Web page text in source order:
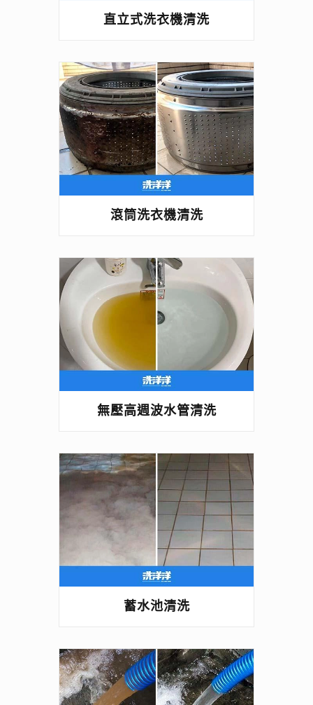
直立式洗衣機清洗
滾筒洗衣機清洗
無壓高週波水管清洗
蓄水池清洗